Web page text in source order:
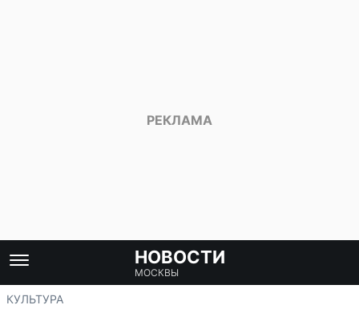
НОВОСТИ
МОСКВЫ
КУЛЬТУРА